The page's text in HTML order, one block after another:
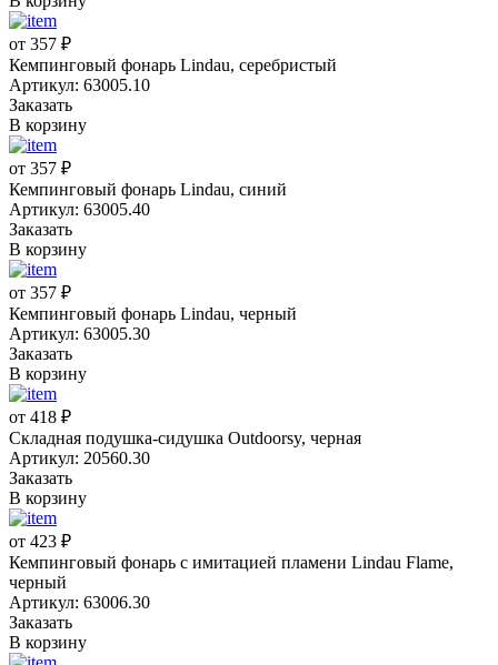
от 357 ₽
Кемпинговый фонарь Lindau, серебристый
Артикул: 63005.10
Заказать
В корзину
от 357 ₽
Кемпинговый фонарь Lindau, синий
Артикул: 63005.40
Заказать
В корзину
от 357 ₽
Кемпинговый фонарь Lindau, черный
Артикул: 63005.30
Заказать
В корзину
от 418 ₽
Складная подушка-сидушка Outdoorsy, черная
Артикул: 20560.30
Заказать
В корзину
от 423 ₽
Кемпинговый фонарь с имитацией пламени Lindau Flame,
черный
Артикул: 63006.30
Заказать
В корзину